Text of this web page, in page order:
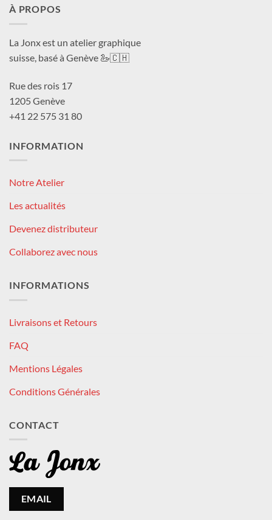
À PROPOS
La Jonx est un atelier graphique
suisse, basé à Genève 🦢🇨🇭
Rue des rois 17
1205 Genève
+41 22 575 31 80
INFORMATION
Notre Atelier
Les actualités
Devenez distributeur
Collaborez avec nous
INFORMATIONS
Livraisons et Retours
FAQ
Mentions Légales
Conditions Générales
CONTACT
EMAIL